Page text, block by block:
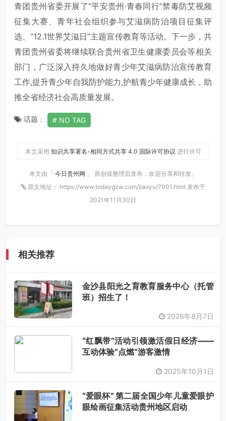
青团贵州省委开展了“平安贵州·青春同行”禁毒防艾视频
征集大赛、青年社会组织参与艾滋病防治项目征集评
选、“12.1世界艾滋日”主题宣传教育等活动。下一步，共
青团贵州省委将继续联合贵州省卫生健康委员会等相关
部门，广泛深入持久地做好青少年艾滋病防治宣传教育
工作,提升青少年自我防护能力,护航青少年健康成长，助
推全省经济社会高质量发展。
话题： NO TAG
本文采用 知识共享署名-相同方式共享 4.0 国际许可协议 进行许可
本文由「 今日贵州网 」 原创或整理后发布，欢迎分享和转发。
原文地址： https://www.todaygzw.com/jiaoyu/7001.html 发布于
2021年11月30日
相关推荐
金沙县阳光之育教育服务中心（托管
班）招生了！
2026年8月7日
“红飘带”活动引领激活假日经济——
互动体验“点燃”游客激情
2025年10月1日
“爱眼杯” 第二届全国少年儿童爱眼护
眼绘画征集活动贵州地区启动